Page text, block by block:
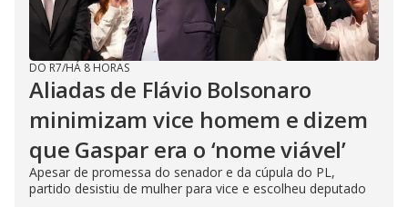
DO R7/HÁ 8 HORAS
Aliadas de Flávio Bolsonaro
minimizam vice homem e dizem
que Gaspar era o ‘nome viável’
Apesar de promessa do senador e da cúpula do PL,
partido desistiu de mulher para vice e escolheu deputado